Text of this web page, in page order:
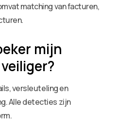
matching van facturen,
mijn
versleuteling en
Alle detecties zijn